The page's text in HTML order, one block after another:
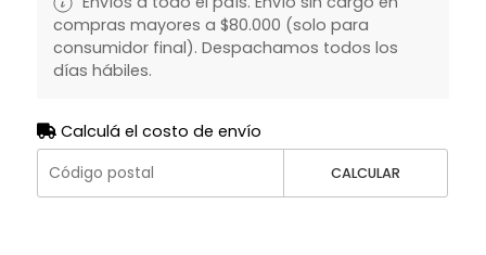
compras mayores a $80.000 (solo para
consumidor final). Despachamos todos los
días hábiles.
Calculá el costo de envío
CALCULAR